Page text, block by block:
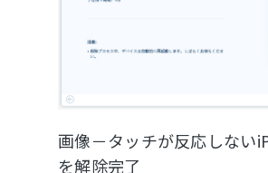
画像－タッチが反応しない
を解除完了